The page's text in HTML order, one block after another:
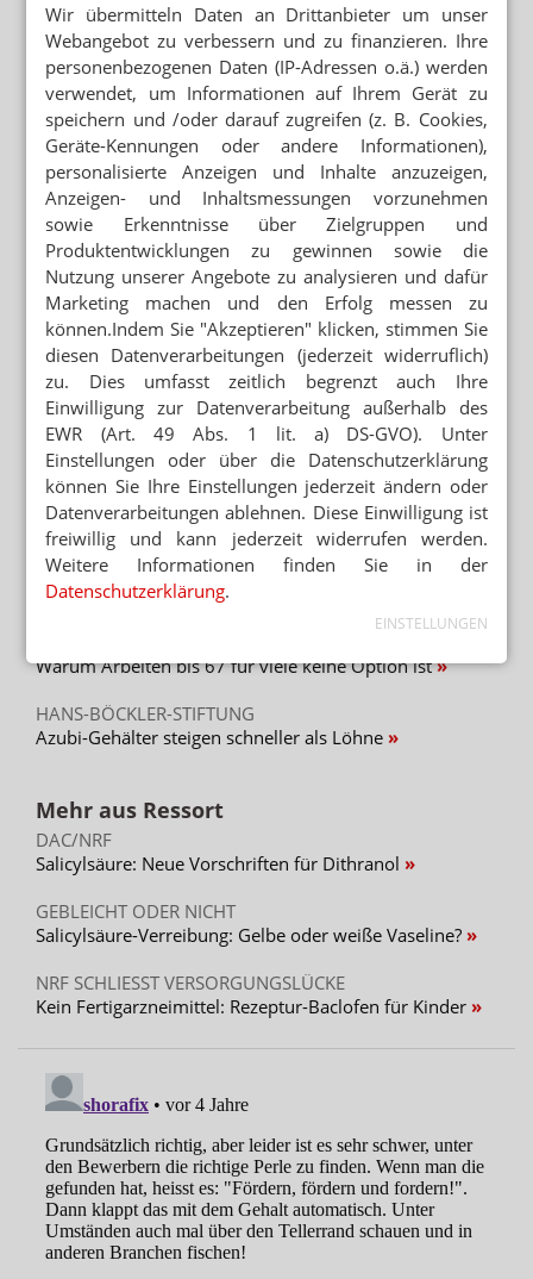
Wir übermitteln Daten an Drittanbieter um unser
Webangebot zu verbessern und zu finanzieren. Ihre
personenbezogenen Daten (IP-Adressen o.ä.) werden
verwendet, um Informationen auf Ihrem Gerät zu
speichern und /oder darauf zugreifen (z. B. Cookies,
Geräte-Kennungen oder andere Informationen),
personalisierte Anzeigen und Inhalte anzuzeigen,
Anzeigen- und Inhaltsmessungen vorzunehmen
sowie Erkenntnisse über Zielgruppen und
Produktentwicklungen zu gewinnen sowie die
Nutzung unserer Angebote zu analysieren und dafür
Marketing machen und den Erfolg messen zu
können.Indem Sie "Akzeptieren" klicken, stimmen Sie
diesen Datenverarbeitungen (jederzeit widerruflich)
zu. Dies umfasst zeitlich begrenzt auch Ihre
Einwilligung zur Datenverarbeitung außerhalb des
EWR (Art. 49 Abs. 1 lit. a) DS-GVO). Unter
Einstellungen oder über die Datenschutzerklärung
können Sie Ihre Einstellungen jederzeit ändern oder
Datenverarbeitungen ablehnen. Diese Einwilligung ist
freiwillig und kann jederzeit widerrufen werden.
Weitere Informationen finden Sie in der
Datenschutzerklärung.
EINSTELLUNGEN
BAYERN
Mehr Prüfer:innen für angehende PKA
40 JAHRE IN DER APOTHEKE
„Leider nur PKA“: Sie schwärmt trotzdem für
ihren Beruf
ABSCHIED NACH 50 JAHREN
Inhaberin ehrt PKA im Schaufenster
APORETRO – DER SATIRISCHE
WOCHENRÜCKBLICK
Apotheken sollen Coronaleugner-Zertifikate
ausstellen
MEDIOSAPOTHEKEN
„Ohne PKA gibt es keinen Warenfluss“
Mehr zum Thema
TRAINING UND MÖGLICHKEITEN
PKA am Telefon: Kundenanfragen richtig behandeln
Warum Arbeiten bis 67 für viele keine Option ist
HANS-BÖCKLER-STIFTUNG
Azubi-Gehälter steigen schneller als Löhne
Mehr aus Ressort
DAC/NRF
Salicylsäure: Neue Vorschriften für Dithranol
GEBLEICHT ODER NICHT
Salicylsäure-Verreibung: Gelbe oder weiße Vaseline?
NRF SCHLIESST VERSORGUNGSLÜCKE
Kein Fertigarzneimittel: Rezeptur-Baclofen für Kinder